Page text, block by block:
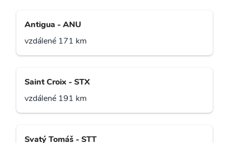
Antigua - ANU
vzdálené 171 km
Saint Croix - STX
vzdálené 191 km
Svatý Tomáš - STT